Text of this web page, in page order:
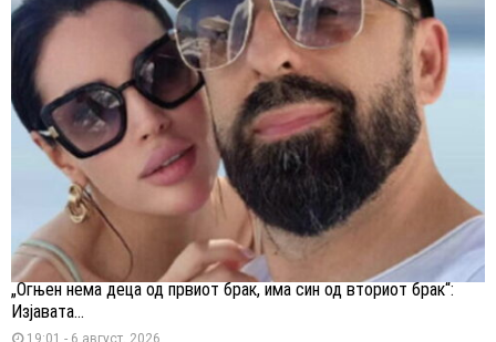
„Огњен нема деца од првиот брак, има син од вториот брак“:
Изјавата...
19:01 - 6 август, 2026